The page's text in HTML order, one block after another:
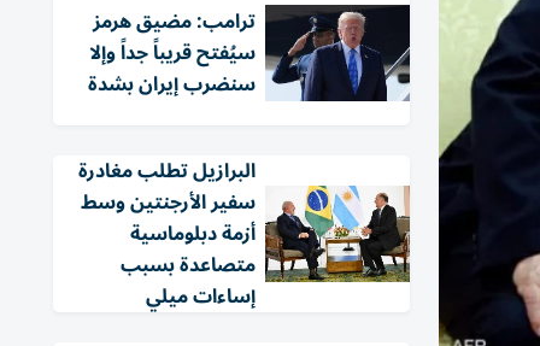
ترامب: مضيق هرمز
سيُفتح قريباً جداً وإلا
سنضرب إيران بشدة
البرازيل تطلب مغادرة
سفير الأرجنتين وسط
أزمة دبلوماسية
متصاعدة بسبب
إساءات ميلي